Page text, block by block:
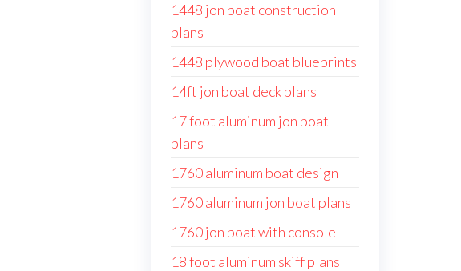
1448 jon boat construction
plans
1448 plywood boat blueprints
14ft jon boat deck plans
17 foot aluminum jon boat
plans
1760 aluminum boat design
1760 aluminum jon boat plans
1760 jon boat with console
18 foot aluminum skiff plans